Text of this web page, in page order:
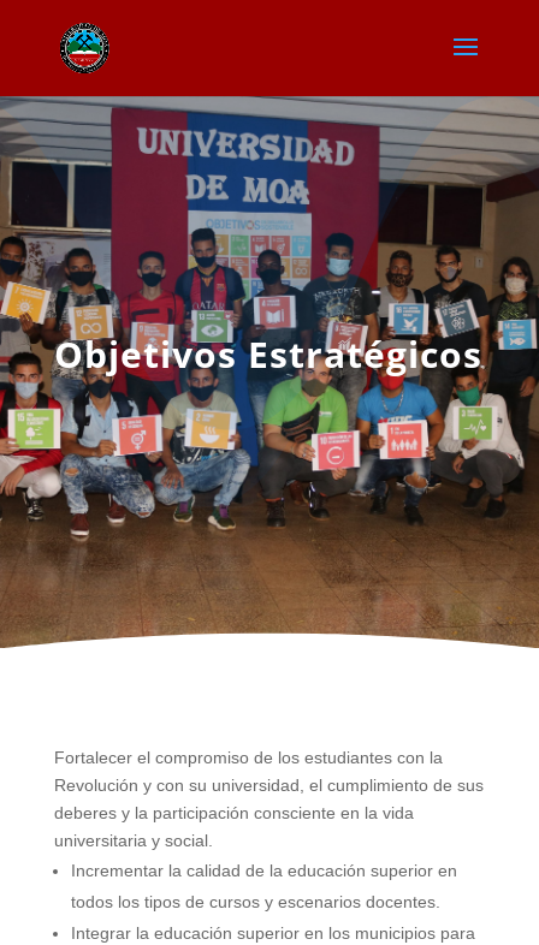
Objetivos Estratégicos
Fortalecer el compromiso de los estudiantes con la
Revolución y con su universidad, el cumplimiento de sus
deberes y la participación consciente en la vida
universitaria y social.
Incrementar la calidad de la educación superior en
todos los tipos de cursos y escenarios docentes.
Integrar la educación superior en los municipios para